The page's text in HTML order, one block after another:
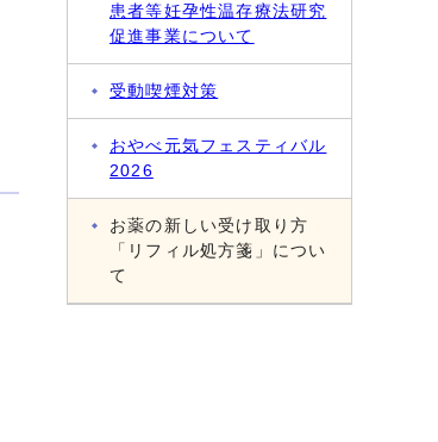
患者等妊孕性温存療法研究
促進事業について
受動喫煙対策
おやべ元気フェスティバル
2026
お薬の新しい受け取り方
「リフィル処方箋」につい
て